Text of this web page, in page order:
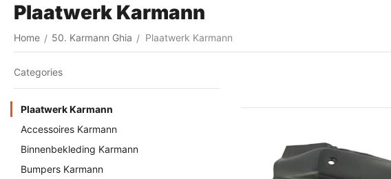
Plaatwerk Karmann
Home / 50. Karmann Ghia / Plaatwerk Karmann
Сategories
Plaatwerk Karmann
Accessoires Karmann
Binnenbekleding Karmann
Bumpers Karmann